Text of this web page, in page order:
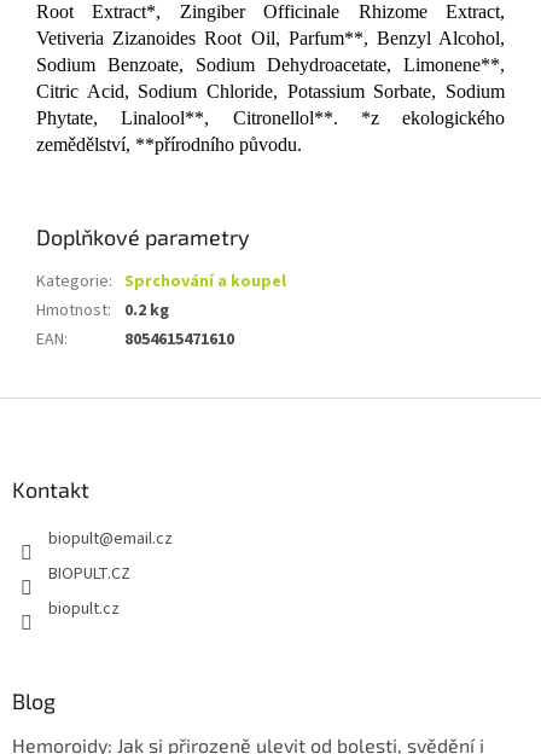
Root Extract*, Zingiber Officinale Rhizome Extract,
Vetiveria Zizanoides Root Oil, Parfum**, Benzyl Alcohol,
Sodium Benzoate, Sodium Dehydroacetate, Limonene**,
Citric Acid, Sodium Chloride, Potassium Sorbate, Sodium
Phytate, Linalool**, Citronellol**. *z ekologického
zemědělství, **přírodního původu.
Doplňkové parametry
Kategorie: Sprchování a koupel
Hmotnost:
0.2 kg
EAN: 8054615471610
Kontakt
biopult@email.cz
BIOPULT.CZ
biopult.cz
Blog
Hemoroidy: Jak si přirozeně ulevit od bolesti, svědění i